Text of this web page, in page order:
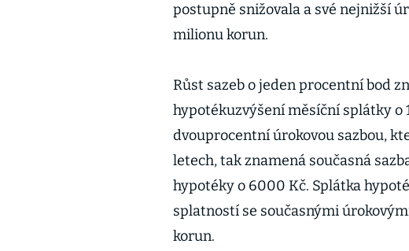
postupně snižovala a své nejnižší
milionu korun.
Růst sazeb o jeden procentní bod
hypotékuzvýšení měsíční splátky o
dvouprocentní úrokovou sazbou,
letech, tak znamená současná
hypotéky o 6000 Kč. Splátka
splatností se současnými
korun.